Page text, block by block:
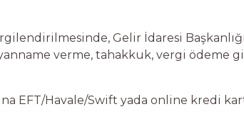
Gelir İdaresi
verme, tahakkuk, vergi ödeme
EFT/Havale/Swift yada online kredi